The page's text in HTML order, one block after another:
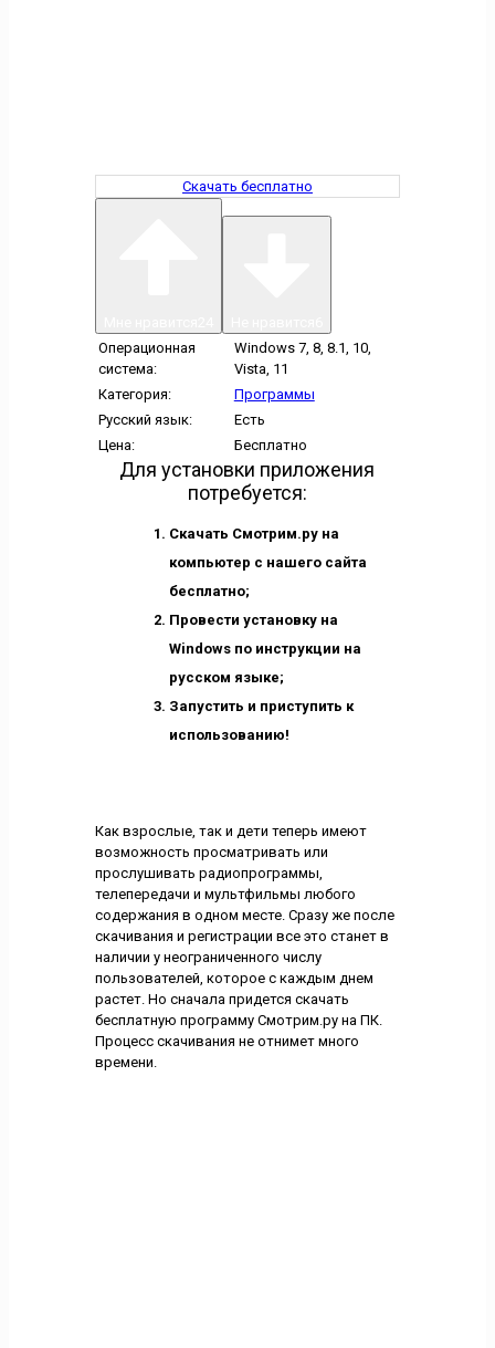
Скачать бесплатно
Операционная
система:
Windows 7, 8, 8.1, 10,
Vista, 11
Категория:
Программы
Русский язык:
Есть
Цена:
Бесплатно
Для установки приложения
потребуется:
Скачать Смотрим.ру на
компьютер с нашего сайта
бесплатно;
Провести установку на
Windows по инструкции на
русском языке;
Запустить и приступить к
использованию!
Как взрослые, так и дети теперь имеют
возможность просматривать или
прослушивать радиопрограммы,
телепередачи и мультфильмы любого
содержания в одном месте. Сразу же после
скачивания и регистрации все это станет в
наличии у неограниченного числу
пользователей, которое с каждым днем
растет. Но сначала придется скачать
бесплатную программу Смотрим.ру на ПК.
Процесс скачивания не отнимет много
времени.